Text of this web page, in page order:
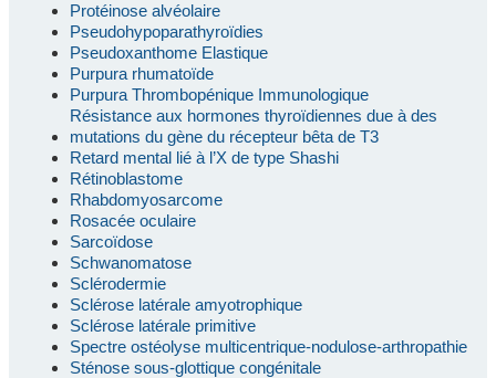
Protéinose alvéolaire
Pseudohypoparathyroïdies
Pseudoxanthome Elastique
Purpura rhumatoïde
Purpura Thrombopénique Immunologique
Résistance aux hormones thyroïdiennes due à des
mutations du gène du récepteur bêta de T3
Retard mental lié à l’X de type Shashi
Rétinoblastome
Rhabdomyosarcome
Rosacée oculaire
Sarcoïdose
Schwanomatose
Sclérodermie
Sclérose latérale amyotrophique
Sclérose latérale primitive
Spectre ostéolyse multicentrique-nodulose-arthropathie
Sténose sous-glottique congénitale